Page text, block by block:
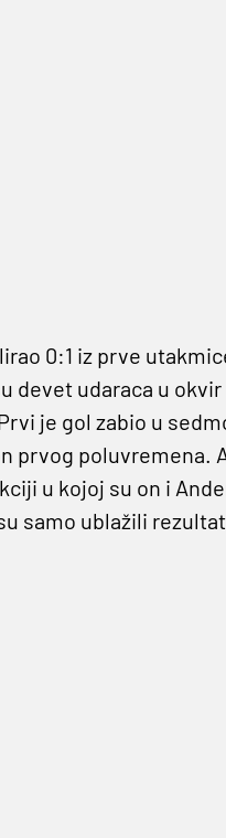
0:1 iz prve
devet udaraca u
je gol zabio u
prvog poluvremena.
u kojoj su on i
samo ublažili rezultat